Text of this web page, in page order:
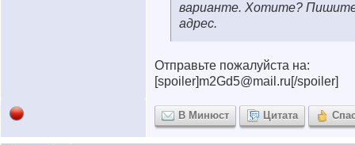
варианте. Хотите?
адрес.
Отправьте пожалуйста на:
[spoiler]m2Gd5@mail.ru[/spoiler]
В Минюст Цитата